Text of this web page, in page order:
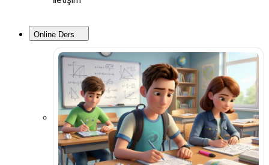
Online Ders